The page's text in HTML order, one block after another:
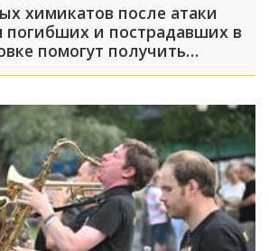
химикатов после атаки
помогут получить